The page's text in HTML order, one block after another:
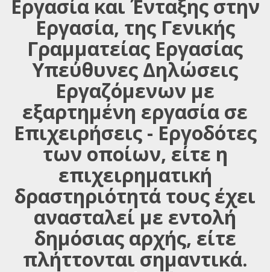
Εργασία και Ένταξης στην
Εργασία, της Γενικής
Γραμματείας Εργασίας
Υπεύθυνες Δηλώσεις
Εργαζόμενων με
εξαρτημένη εργασία σε
Επιχειρήσεις - Εργοδότες
των οποίων, είτε η
επιχειρηματική
δραστηριότητά τους έχει
ανασταλεί με εντολή
δημόσιας αρχής, είτε
πλήττονται σημαντικά.